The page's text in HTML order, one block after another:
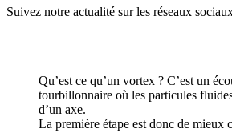
Suivez notre actualité sur les réseaux
Qu’est ce qu’un vortex ? C’est un
tourbillonnaire où les particules
d’un axe.
La première étape est donc de mieux